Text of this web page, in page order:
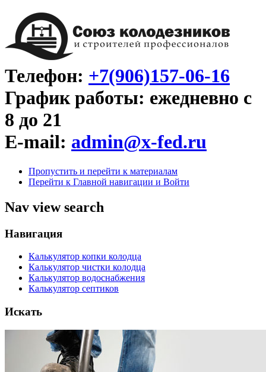
Телефон: +7(906)157-06-16
График работы: ежедневно с
8 до 21
E-mail: admin@x-fed.ru
Пропустить и перейти к материалам
Перейти к Главной навигации и Войти
Nav view search
Навигация
Калькулятор копки колодца
Калькулятор чистки колодца
Калькулятор водоснабжения
Калькулятор септиков
Искать